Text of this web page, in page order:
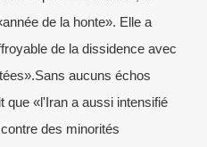
de la honte». Elle a
de la dissidence avec
aucuns échos
que «l'Iran a aussi intensifié
des minorités